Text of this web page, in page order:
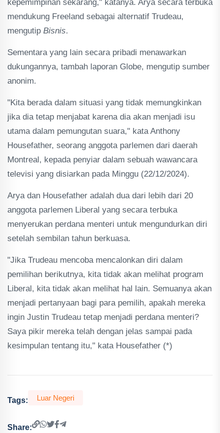
kepemimpinan sekarang," katanya. Arya secara terbuka
mendukung Freeland sebagai alternatif Trudeau,
mengutip Bisnis.
Sementara yang lain secara pribadi menawarkan
dukungannya, tambah laporan Globe, mengutip sumber
anonim.
"Kita berada dalam situasi yang tidak memungkinkan
jika dia tetap menjabat karena dia akan menjadi isu
utama dalam pemungutan suara," kata Anthony
Housefather, seorang anggota parlemen dari daerah
Montreal, kepada penyiar dalam sebuah wawancara
televisi yang disiarkan pada Minggu (22/12/2024).
Arya dan Housefather adalah dua dari lebih dari 20
anggota parlemen Liberal yang secara terbuka
menyerukan perdana menteri untuk mengundurkan diri
setelah sembilan tahun berkuasa.
"Jika Trudeau mencoba mencalonkan diri dalam
pemilihan berikutnya, kita tidak akan melihat program
Liberal, kita tidak akan melihat hal lain. Semuanya akan
menjadi pertanyaan bagi para pemilih, apakah mereka
ingin Justin Trudeau tetap menjadi perdana menteri?
Saya pikir mereka telah dengan jelas sampai pada
kesimpulan tentang itu," kata Housefather (*)
Tags: Luar Negeri
Share: